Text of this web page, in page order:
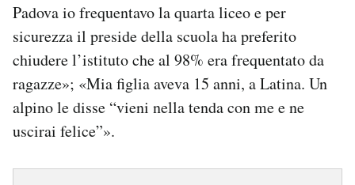
Padova io frequentavo la quarta liceo e per
sicurezza il preside della scuola ha preferito
chiudere l’istituto che al 98% era frequentato da
ragazze»; «Mia figlia aveva 15 anni, a Latina. Un
alpino le disse “vieni nella tenda con me e ne
uscirai felice”».